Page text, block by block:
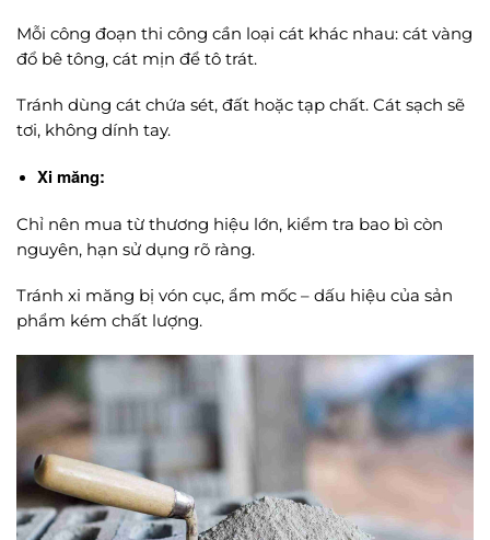
Mỗi công đoạn thi công cần loại cát khác nhau: cát vàng
đổ bê tông, cát mịn để tô trát.
Tránh dùng cát chứa sét, đất hoặc tạp chất. Cát sạch sẽ
tơi, không dính tay.
Xi măng:
Chỉ nên mua từ thương hiệu lớn, kiểm tra bao bì còn
nguyên, hạn sử dụng rõ ràng.
Tránh xi măng bị vón cục, ẩm mốc – dấu hiệu của sản
phẩm kém chất lượng.